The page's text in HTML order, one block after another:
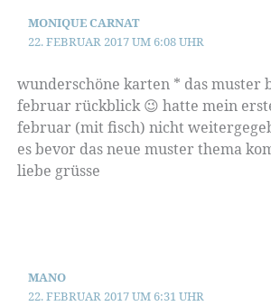
MONIQUE CARNAT
22. FEBRUAR 2017 UM 6:08 UHR
wunderschöne karten * das muster
februar rückblick 😉 hatte mein
februar (mit fisch) nicht
es bevor das neue muster thema
liebe grüsse
MANO
22. FEBRUAR 2017 UM 6:31 UHR